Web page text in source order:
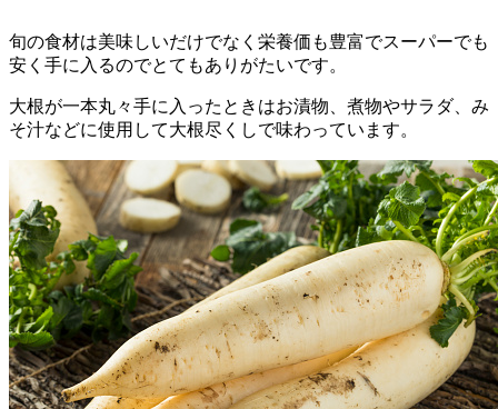
旬の食材は美味しいだけでなく栄養価も豊富でスーパーでも
安く手に入るのでとてもありがたいです。
大根が一本丸々手に入ったときはお漬物、煮物やサラダ、み
そ汁などに使用して大根尽くしで味わっています。